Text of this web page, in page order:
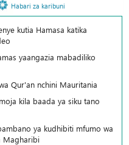
Habari za karibuni
kutia Hamasa katika
yaangazia mabadiliko
Qur'an nchini Mauritania
kila baada ya siku tano
ya kudhibiti mfumo wa
Magharibi